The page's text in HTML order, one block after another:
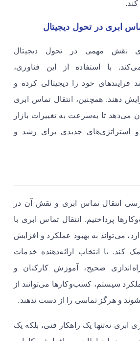
نقش مهمی در تحول دیجیتال
با استفاده از این فناوری،
خود را دیجیتالی کرده و
دهند. همچنین، انتقال تماس ابری
تا به‌سرعت به تغییرات بازار
استراتژی‌های جدیدی برای رشد و
انتقال تماس ابری و نقش آن در
پرداختیم. انتقال تماس ابری با
می‌تواند به بهبود عملکرد و افزایش
با انتخاب ارائه‌دهنده خدمات
صحیح، آموزش کارکنان و
سیستم، کسب‌وکارها می‌توانند از
و هرگز تماسی را از دست ندهند.
ابری نه‌تنها یک راهکار فنی، بلکه یک